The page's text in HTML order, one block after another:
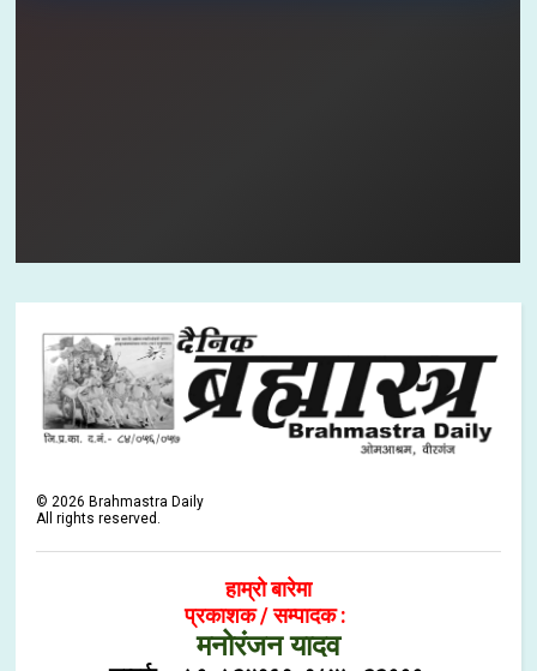
©2026 Brahmastra Daily
All rights reserved.
हाम्रो बारेमा
प्रकाशक / सम्पादक :
मनोरंजन यादव